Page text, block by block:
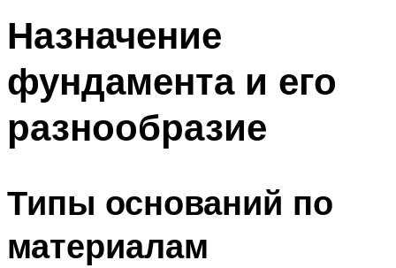
Меню
Назначение
фундамента и его
разнообразие
Типы оснований по
материалам